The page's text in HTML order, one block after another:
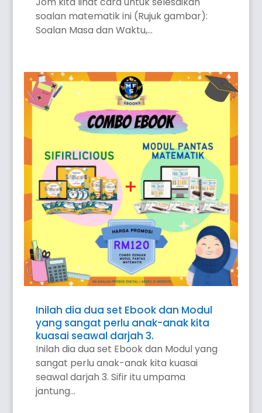
soalan matematik ini (Rujuk gambar):
Soalan Masa dan Waktu,...
Inilah dia dua set Ebook dan Modul
yang sangat perlu anak-anak kita
kuasai seawal darjah 3.
Inilah dia dua set Ebook dan Modul yang
sangat perlu anak-anak kita kuasai
seawal darjah 3. Sifir itu umpama
jantung...